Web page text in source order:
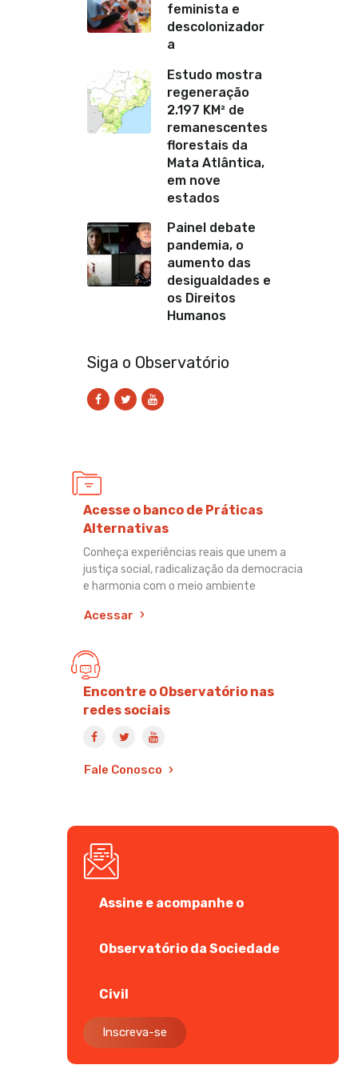
feminista e
descolonizador
a
Estudo mostra
regeneração
2.197 KM² de
remanescentes
florestais da
Mata Atlântica,
em nove
estados
Painel debate
pandemia, o
aumento das
desigualdades e
os Direitos
Humanos
Siga o Observatório
Acesse o banco de Práticas
Alternativas
Conheça experiências reais que unem a
justiça social, radicalização da democracia
e harmonia com o meio ambiente
Acessar
Encontre o Observatório nas
redes sociais
Fale Conosco
Assine e acompanhe o
Observatório da Sociedade
Civil
Inscreva-se